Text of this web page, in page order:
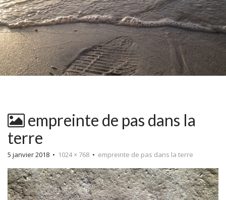
empreinte de pas dans la
terre
5 janvier 2018 • 1024 × 768 • empreinte de pas dans la terre